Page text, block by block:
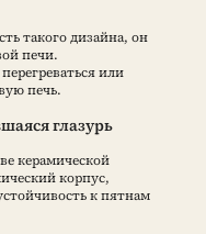
такого дизайна, он
печи.
или
печь.
глазурь
керамической
корпус,
к пятнам